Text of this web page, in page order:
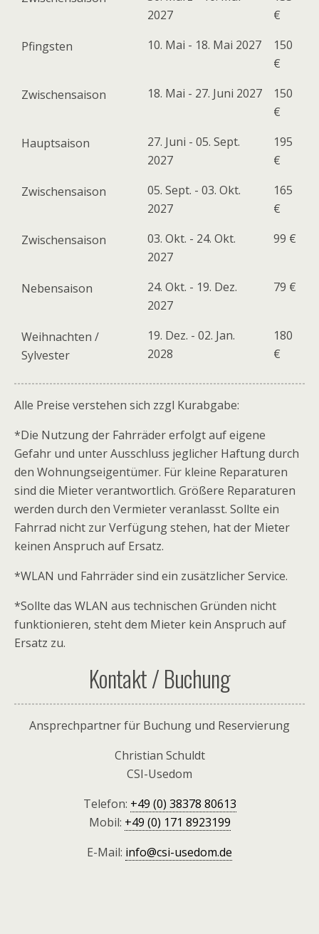
2027
€
Pfingsten
10. Mai - 18. Mai 2027
150
€
Zwischensaison
18. Mai - 27. Juni 2027
150
€
Hauptsaison
27. Juni - 05. Sept.
2027
195
€
Zwischensaison
05. Sept. - 03. Okt.
2027
165
€
Zwischensaison
03. Okt. - 24. Okt.
2027
99 €
Nebensaison
24. Okt. - 19. Dez.
2027
79 €
Weihnachten /
Sylvester
19. Dez. - 02. Jan.
2028
180
€
Alle Preise verstehen sich zzgl Kurabgabe:
*Die Nutzung der Fahrräder erfolgt auf eigene
Gefahr und unter Ausschluss jeglicher Haftung durch
den Wohnungseigentümer. Für kleine Reparaturen
sind die Mieter verantwortlich. Größere Reparaturen
werden durch den Vermieter veranlasst. Sollte ein
Fahrrad nicht zur Verfügung stehen, hat der Mieter
keinen Anspruch auf Ersatz.
*WLAN und Fahrräder sind ein zusätzlicher Service.
*Sollte das WLAN aus technischen Gründen nicht
funktionieren, steht dem Mieter kein Anspruch auf
Ersatz zu.
Kontakt / Buchung
Ansprechpartner für Buchung und Reservierung
Christian Schuldt
CSI-Usedom
Telefon: +49 (0) 38378 80613
Mobil: +49 (0) 171 8923199
E-Mail: info@csi-usedom.de